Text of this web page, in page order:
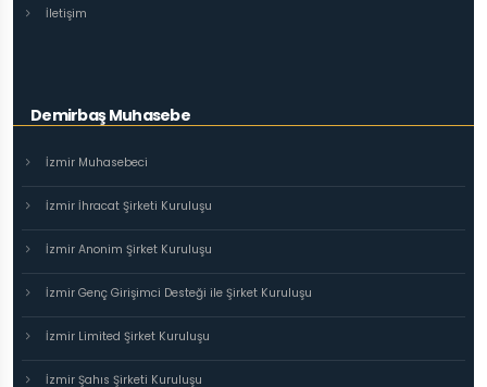
İletişim
Demirbaş Muhasebe
İzmir Muhasebeci
İzmir İhracat Şirketi Kuruluşu
İzmir Anonim Şirket Kuruluşu
İzmir Genç Girişimci Desteği ile Şirket Kuruluşu
İzmir Limited Şirket Kuruluşu
İzmir Şahıs Şirketi Kuruluşu